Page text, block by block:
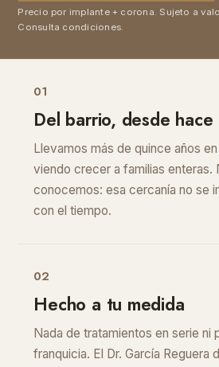
Precio por implante + corona. Sujeto a
Consulta condiciones.
01
Del barrio, desde hace
Llevamos más de quince años
viendo crecer a familias
conocemos: esa cercanía no se
con el tiempo.
02
Hecho a tu medida
Nada de tratamientos en serie ni
franquicia. El Dr. García Reguera